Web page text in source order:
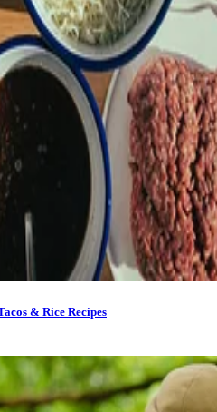
& Rice Recipes